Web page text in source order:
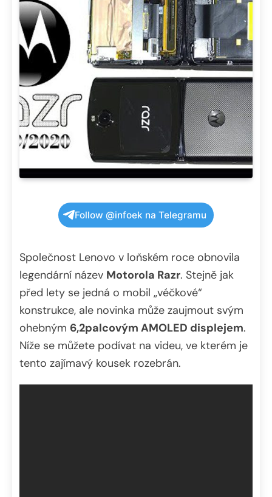
Follow @infoek na Telegramu
Společnost Lenovo v loňském roce obnovila
legendární název Motorola Razr. Stejně jak
před lety se jedná o mobil „véčkové“
konstrukce, ale novinka může zaujmout svým
ohebným 6,2palcovým AMOLED displejem.
Níže se můžete podívat na videu, ve kterém je
tento zajímavý kousek rozebrán.